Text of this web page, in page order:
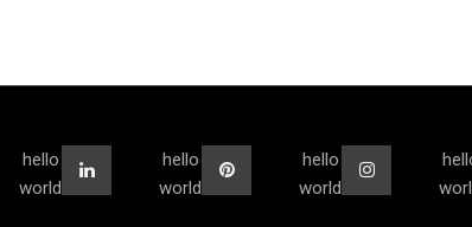
hello
world
hello
world
hello
world